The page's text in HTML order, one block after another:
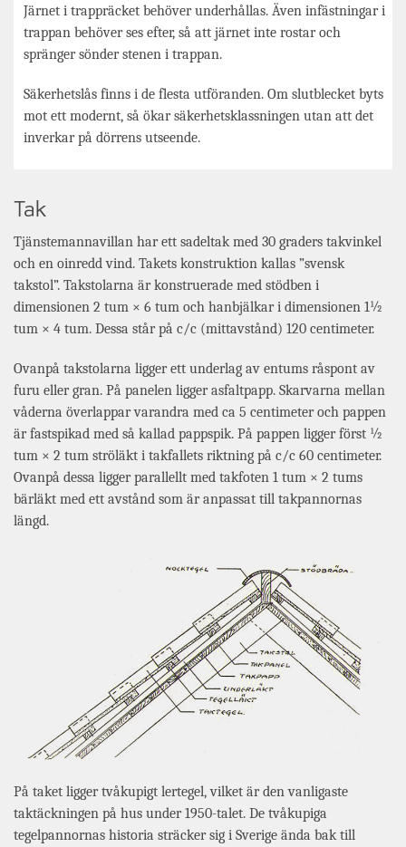
Järnet i trappräcket behöver underhållas. Även infästningar i
trappan behöver ses efter, så att järnet inte rostar och
spränger sönder stenen i trappan.
Säkerhetslås finns i de flesta utföranden. Om slutblecket byts
mot ett modernt, så ökar säkerhetsklassningen utan att det
inverkar på dörrens utseende.
Tak
Tjänstemannavillan har ett sadeltak med 30 graders takvinkel
och en oinredd vind. Takets konstruktion kallas ”svensk
takstol”. Takstolarna är konstruerade med stödben i
dimensionen 2 tum × 6 tum och hanbjälkar i dimensionen 1½
tum × 4 tum. Dessa står på c/c (mittavstånd) 120 centimeter.
Ovanpå takstolarna ligger ett underlag av entums råspont av
furu eller gran. På panelen ligger asfaltpapp. Skarvarna mellan
våderna överlappar varandra med ca 5 centimeter och pappen
är fastspikad med så kallad pappspik. På pappen ligger först ½
tum × 2 tum ströläkt i takfallets riktning på c/c 60 centimeter.
Ovanpå dessa ligger parallellt med takfoten 1 tum × 2 tums
bärläkt med ett avstånd som är anpassat till takpannornas
längd.
På taket ligger tvåkupigt lertegel, vilket är den vanligaste
taktäckningen på hus under 1950-talet. De tvåkupiga
tegelpannornas historia sträcker sig i Sverige ända bak till